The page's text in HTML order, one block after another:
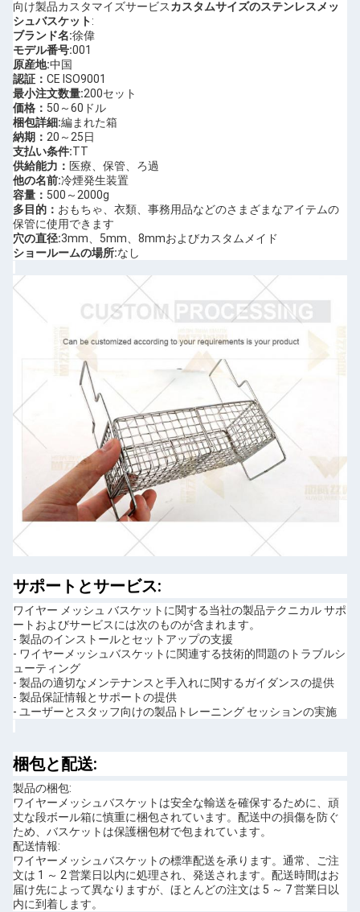
向け製品カスタマイズサービスカスタムサイズのステンレスメッ
シュバスケット:
ブランド名:徐偉
モデル番号:001
原産地:中国
認証： CE ISO9001
最小注文数量:200セット
価格： 50～60ドル
梱包詳細:編まれた箱
納期： 20～25日
支払い条件:TT
供給能力： 医療、保管、ろ過
他の名前:冷煙発生装置
容量： 500～2000g
多目的： おもちゃ、衣類、事務用品などのさまざまなアイテムの
保管に使用できます
穴の直径:3mm、5mm、8mmおよびカスタムメイド
ショールームの場所:なし
サポートとサービス:
ワイヤー メッシュ バスケットに関する当社の製品テクニカル サポ
ートおよびサービスには次のものが含まれます。
- 製品のインストールとセットアップの支援
- ワイヤーメッシュバスケットに関連する技術的問題のトラブルシ
ューティング
- 製品の適切なメンテナンスと手入れに関するガイダンスの提供
- 製品保証情報とサポートの提供
- ユーザーとスタッフ向けの製品トレーニング セッションの実施
梱包と配送:
製品の梱包:
ワイヤーメッシュバスケットは安全な輸送を確保するために、頑
丈な段ボール箱に慎重に梱包されています。配送中の損傷を防ぐ
ため、バスケットは保護梱包材で包まれています。
配送情報:
ワイヤーメッシュバスケットの標準配送を承ります。通常、ご注
文は 1 ～ 2 営業日以内に処理され、発送されます。配送時間はお
届け先によって異なりますが、ほとんどの注文は 5 ～ 7 営業日以
内に到着します。